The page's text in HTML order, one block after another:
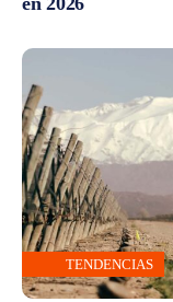
TENDENCIAS